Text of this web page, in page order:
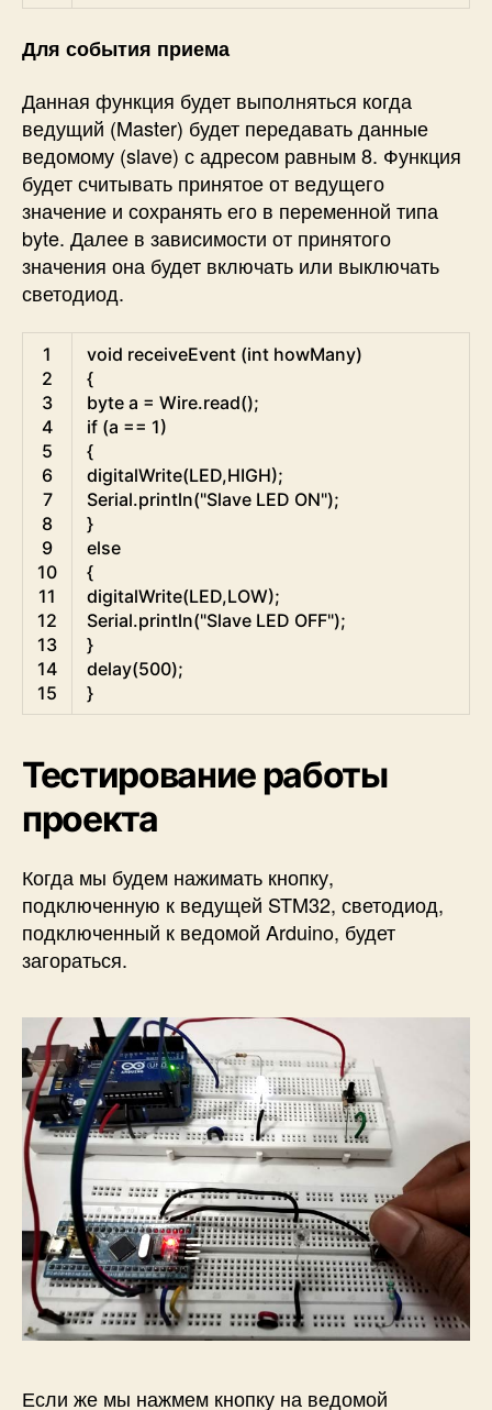
Для события приема
Данная функция будет выполняться когда
ведущий (Master) будет передавать данные
ведомому (slave) с адресом равным 8. Функция
будет считывать принятое от ведущего
значение и сохранять его в переменной типа
byte. Далее в зависимости от принятого
значения она будет включать или выключать
светодиод.
1
2
3
4
5
6
7
8
9
10
11
12
13
14
15
void receiveEvent (int howMany)
{
byte a = Wire.read();
if (a == 1)
{
digitalWrite(LED,HIGH);
Serial.println("Slave LED ON");
}
else
{
digitalWrite(LED,LOW);
Serial.println("Slave LED OFF");
}
delay(500);
}
Тестирование работы
проекта
Когда мы будем нажимать кнопку,
подключенную к ведущей STM32, светодиод,
подключенный к ведомой Arduino, будет
загораться.
Если же мы нажмем кнопку на ведомой